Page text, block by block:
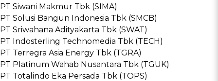
PT Siwani Makmur Tbk (SIMA)
PT Solusi Bangun Indonesia Tbk (SMCB)
PT Sriwahana Adityakarta Tbk (SWAT)
PT Indosterling Technomedia Tbk (TECH)
PT Terregra Asia Energy Tbk (TGRA)
PT Platinum Wahab Nusantara Tbk (TGUK)
PT Totalindo Eka Persada Tbk (TOPS)